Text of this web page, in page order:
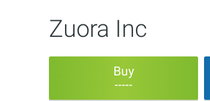
Zuora Inc
Buy
-----